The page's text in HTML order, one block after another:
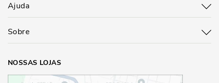
Ajuda
Sobre
NOSSAS LOJAS